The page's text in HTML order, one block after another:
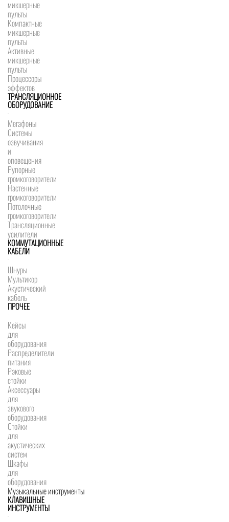
микшерные
пульты
Компактные
микшерные
пульты
Активные
микшерные
пульты
Процессоры
эффектов
ТРАНСЛЯЦИОННОЕ
ОБОРУДОВАНИЕ
Мегафоны
Системы
озвучивания
и
оповещения
Рупорные
громкоговорители
Настенные
громкоговорители
Потолочные
громкоговорители
Трансляционные
усилители
КОММУТАЦИОННЫЕ
КАБЕЛИ
Шнуры
Мультикор
Акустический
кабель
ПРОЧЕЕ
Кейсы
для
оборудования
Распределители
питания
Рэковые
стойки
Аксессуары
для
звукового
оборудования
Стойки
для
акустических
систем
Шкафы
для
оборудования
Музыкальные инструменты
КЛАВИШНЫЕ
ИНСТРУМЕНТЫ